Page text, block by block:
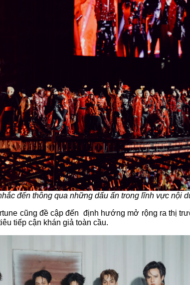
đến thông qua những dấu ấn trong lĩnh vực nội
cũng đề cập đến  định hướng mở rộng ra thị
tiếp cận khán giả toàn cầu.